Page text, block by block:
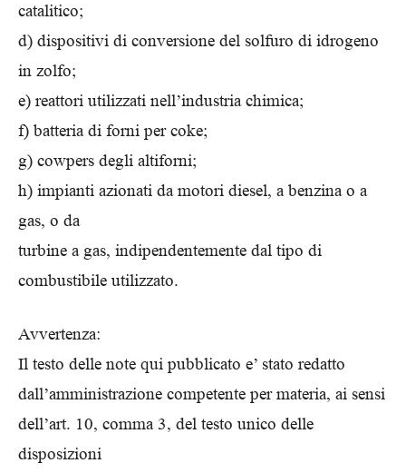
catalitico;
d) dispositivi di conversione del solfuro di idrogeno
in zolfo;
e) reattori utilizzati nell’industria chimica;
f) batteria di forni per coke;
g) cowpers degli altiforni;
h) impianti azionati da motori diesel, a benzina o a
gas, o da
turbine a gas, indipendentemente dal tipo di
combustibile utilizzato.
Avvertenza:
Il testo delle note qui pubblicato e’ stato redatto
dall’amministrazione competente per materia, ai sensi
dell’art. 10, comma 3, del testo unico delle
disposizioni